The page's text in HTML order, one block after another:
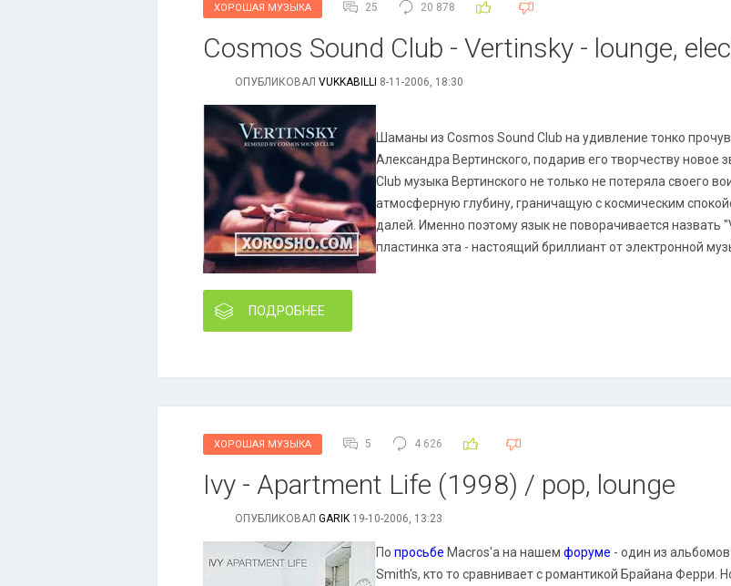
ХОРОШАЯ МУЗЫКА 25 20 878
Cosmos Sound Club - Vertinsky - lounge,
ОПУБЛИКОВАЛ VUKKABILLI 8-11-2006, 18:30
Шаманы из Cosmos Sound Club на удивление тонко
Александра Вертинского, подарив его творчеству новое
Club музыка Вертинского не только не потеряла своего
атмосферную глубину, граничащую с космическим
далей. Именно поэтому язык не поворачивается
пластинка эта - настоящий бриллиант от электронной
ПОДРОБНЕЕ
ХОРОШАЯ МУЗЫКА 5 4 626
Ivy - Apartment Life (1998) / pop, lounge
ОПУБЛИКОВАЛ GARIK 19-10-2006, 13:23
По просьбе Macros'a на нашем форуме - один из
Smith's, кто то сравнивает с романтикой Брайана Ферри.